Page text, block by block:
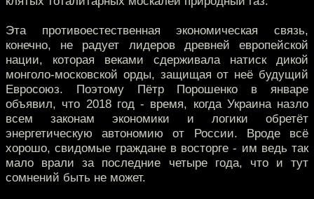
Эта противоестественная экономическая связь,
конечно, не радует лидеров древней европейской
нации, которая веками сдерживала натиск дикой
монголо-московской орды, защищая от неё будущий
Евросоюз. Поэтому Пётр Порошенко в январе
объявил, что 2018 год - время, когда Украина назло
всем законам экономики и логики обретёт
энергетическую автономию от России. Вроде всё
хорошо, свидомые граждане в восторге - им ведь так
мало врали за последние четыре года, что и тут
сомнений быть не может.